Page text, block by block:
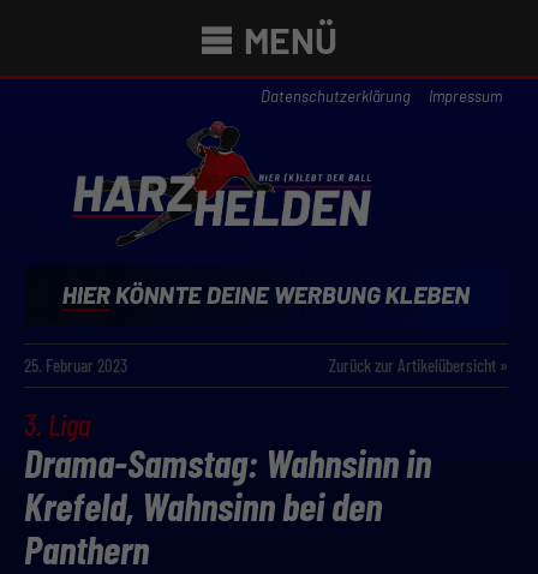
MENÜ
Datenschutzerklärung Impressum
25. Februar 2023 Zurück zur Artikelübersicht »
3. Liga
Drama-Samstag: Wahnsinn in
Krefeld, Wahnsinn bei den
Panthern